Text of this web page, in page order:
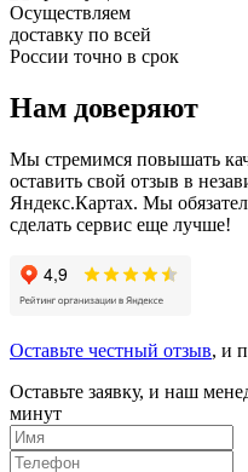
Осуществляем
доставку по всей
России точно в срок
Нам доверяют
Мы стремимся повышать
оставить свой отзыв в
Яндекс.Картах. Мы
сделать сервис еще лучше!
Оставьте честный отзыв, и
Оставьте заявку, и наш
минут